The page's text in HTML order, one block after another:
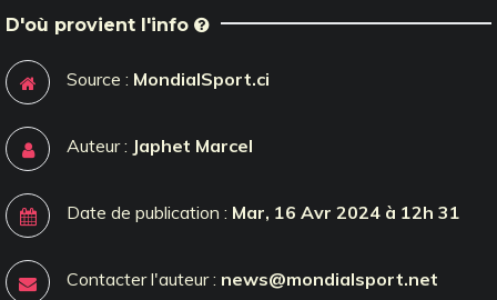
D'où provient l'info
Source : MondialSport.ci
Auteur : Japhet Marcel
Date de publication : Mar, 16 Avr 2024 à 12h 31
Contacter l'auteur : news@mondialsport.net